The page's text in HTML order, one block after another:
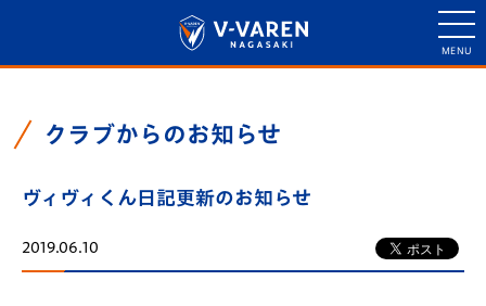
クラブからのお知らせ
ヴィヴィくん日記更新のお知らせ
2019.06.10